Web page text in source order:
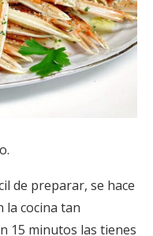
de preparar, se hace
la cocina tan
15 minutos las tienes